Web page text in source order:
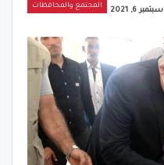
المجتمع والمحافظات سبتمبر 6, 2021